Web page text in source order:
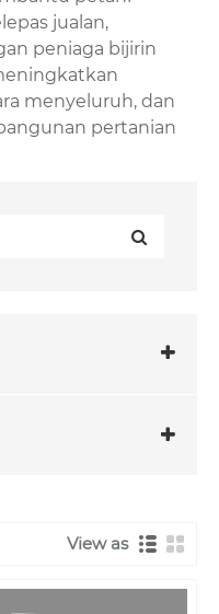
jualan,
peniaga bijirin
menyeluruh, dan
pertanian
View as